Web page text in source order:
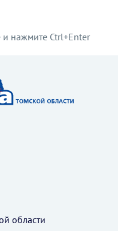
нажмите Ctrl+Enter
области